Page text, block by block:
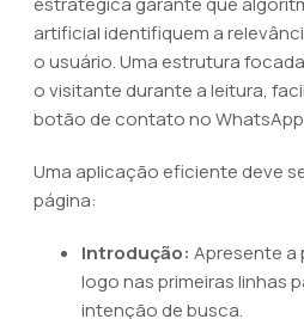
artificial identifiquem a
o usuário. Uma estrutura
o visitante durante a leitura,
botão de contato no
Uma aplicação eficiente deve
página:
Introdução: Apresente a
logo nas primeiras linhas
intenção de busca.